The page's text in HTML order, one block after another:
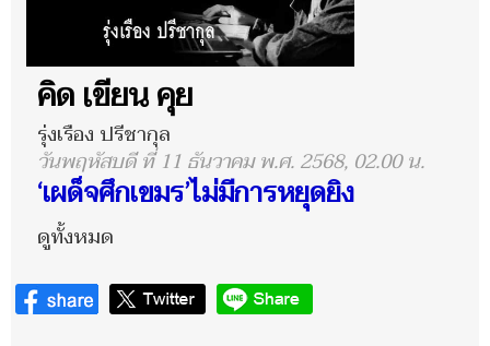
คิด เขียน คุย
รุ่งเรือง ปรีชากุล
วันพฤหัสบดี ที่ 11 ธันวาคม พ.ศ. 2568, 02.00 น.
‘เผด็จศึกเขมร’ไม่มีการหยุดยิง
ดูทั้งหมด